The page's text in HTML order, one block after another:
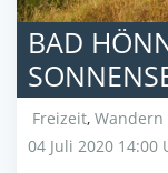
BAD
Freizeit, Wandern
04 Juli 2020 14:00